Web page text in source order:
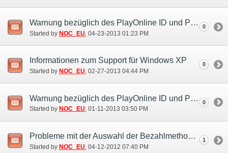
Warnung bezüglich des PlayOnline ID und Passwort-Betruges
Started by NOC_EU ‎, 04-23-2013 01:23 PM
0
Informationen zum Support für Windows XP
Started by NOC_EU‎, 02-27-2013 04:44 PM
0
Warnung bezüglich des PlayOnline ID und Passwort-Betruges
Started by NOC_EU‎, 01-11-2013 03:50 PM
0
Probleme mit der Auswahl der Bezahlmethode (11. Apr.)
Started by NOC_EU ‎, 04-12-2012 07:40 PM
1